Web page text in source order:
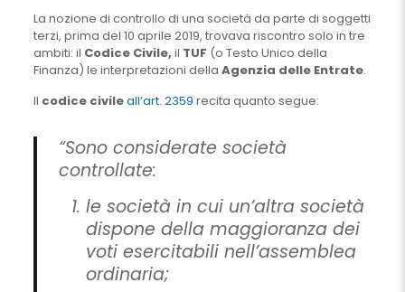
La nozione di controllo di una società da parte di soggetti
terzi, prima del 10 aprile 2019, trovava riscontro solo in tre
ambiti: il Codice Civile, il TUF (o Testo Unico della
Finanza) le interpretazioni della Agenzia delle Entrate.
Il codice civileall’art. 2359 recita quanto segue:
“Sono considerate società
controllate:
le società in cui un’altra società
dispone della maggioranza dei
voti esercitabili nell’assemblea
ordinaria;